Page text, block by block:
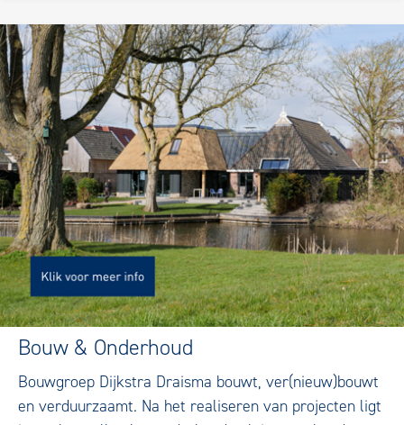
Bouw & Onderhoud
Bouwgroep Dijkstra Draisma bouwt, ver(nieuw)bouwt
en verduurzaamt. Na het realiseren van projecten ligt